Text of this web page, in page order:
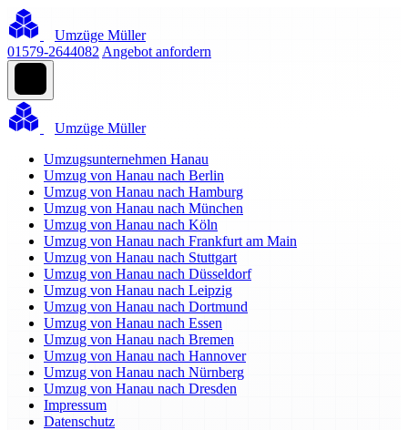
Umzüge Müller
01579-2644082 Angebot anfordern
Umzüge Müller
Umzugsunternehmen Hanau
Umzug von Hanau nach Berlin
Umzug von Hanau nach Hamburg
Umzug von Hanau nach München
Umzug von Hanau nach Köln
Umzug von Hanau nach Frankfurt am Main
Umzug von Hanau nach Stuttgart
Umzug von Hanau nach Düsseldorf
Umzug von Hanau nach Leipzig
Umzug von Hanau nach Dortmund
Umzug von Hanau nach Essen
Umzug von Hanau nach Bremen
Umzug von Hanau nach Hannover
Umzug von Hanau nach Nürnberg
Umzug von Hanau nach Dresden
Impressum
Datenschutz